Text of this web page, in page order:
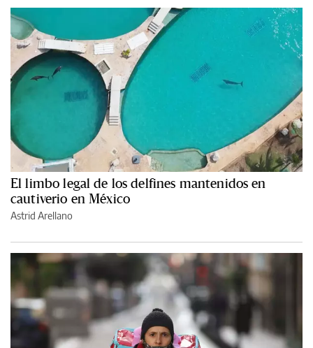
El limbo legal de los delfines mantenidos en
cautiverio en México
Astrid Arellano